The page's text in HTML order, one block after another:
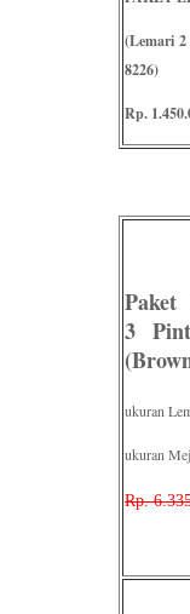
(Lemari 2
8226)
Rp.
3
ukuran
ukuran
Rp.